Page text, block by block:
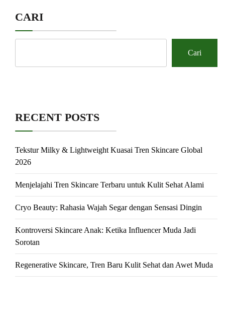
CARI
Cari
RECENT POSTS
Tekstur Milky & Lightweight Kuasai Tren Skincare Global
2026
Menjelajahi Tren Skincare Terbaru untuk Kulit Sehat Alami
Cryo Beauty: Rahasia Wajah Segar dengan Sensasi Dingin
Kontroversi Skincare Anak: Ketika Influencer Muda Jadi
Sorotan
Regenerative Skincare, Tren Baru Kulit Sehat dan Awet Muda